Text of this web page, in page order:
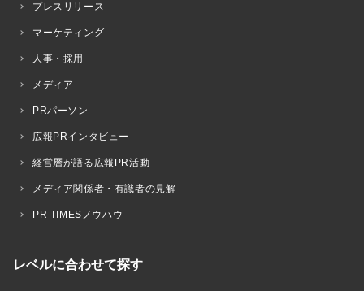
プレスリリース
マーケティング
人事・採用
メディア
PRパーソン
広報PRインタビュー
経営層が語る広報PR活動
メディア関係者・有識者の見解
PR TIMESノウハウ
レベルに合わせて探す